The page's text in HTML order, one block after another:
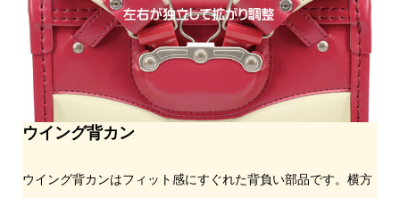
ウイング背カン
ウイング背カンはフィット感にすぐれた背負い部品です。横方